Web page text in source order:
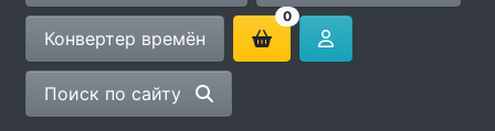
Конвертер времён
0
Поиск по сайту